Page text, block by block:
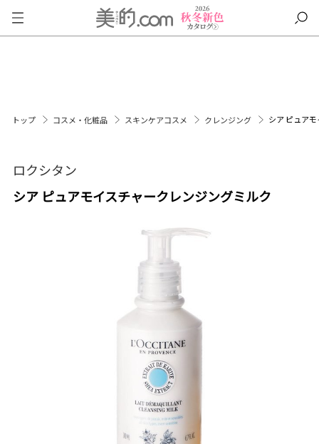
トップ コスメ・化粧品 スキンケアコスメ クレンジング シア ピュア
ロクシタン
シア ピュアモイスチャークレンジングミルク